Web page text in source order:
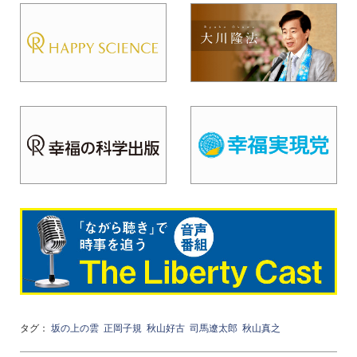
タグ： 坂の上の雲 正岡子規 秋山好古 司馬遼太郎 秋山真之